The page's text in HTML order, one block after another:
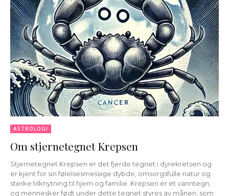
ASTROLOGI
Om stjernetegnet Krepsen
Stjernetegnet Krepsen er det fjerde tegnet i dyrekretsen og
er kjent for sin følelsesmessige dybde, omsorgsfulle natur og
sterke tilknytning til hjem og familie. Krepsen er et vanntegn,
og mennesker født under dette tegnet styres av månen, som